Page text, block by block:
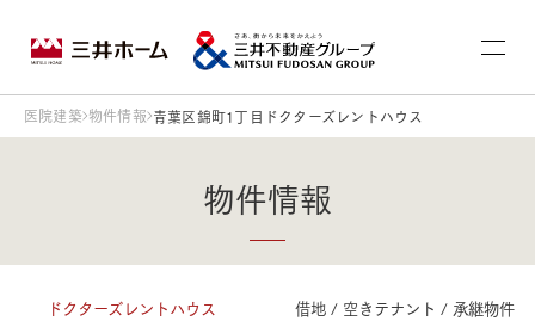
医院建築 物件情報 青葉区錦町1丁目ドクターズレントハウス
物件情報
ドクターズレントハウス 借地 / 空きテナント / 承継物件